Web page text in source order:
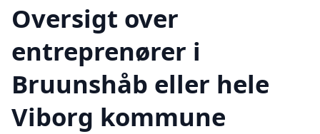
Oversigt over
entreprenører i
Bruunshåb eller hele
Viborg kommune